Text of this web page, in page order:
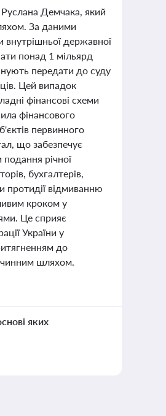
Демчака, який
За даними
внутрішньої державної
понад 1 мільярд
передати до суду
Цей випадок
фінансові схеми
фінансового
первинного
що забезпечує
річної
бухгалтерів,
протидії відмиванню
кроком у
Це сприяє
України у
до
шляхом.
яких